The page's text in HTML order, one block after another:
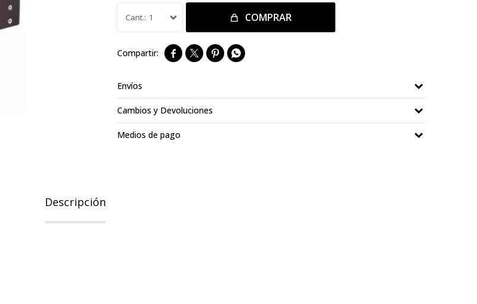
1 COMPRAR
   
Envíos
Cambios y Devoluciones
Medios de pago
Descripción